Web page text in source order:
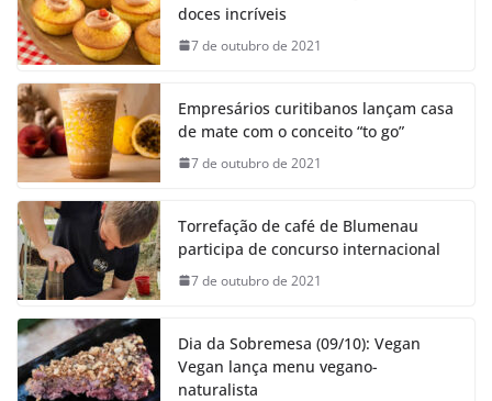
doces incríveis
7 de outubro de 2021
Empresários curitibanos lançam casa
de mate com o conceito “to go”
7 de outubro de 2021
Torrefação de café de Blumenau
participa de concurso internacional
7 de outubro de 2021
Dia da Sobremesa (09/10): Vegan
Vegan lança menu vegano-
naturalista